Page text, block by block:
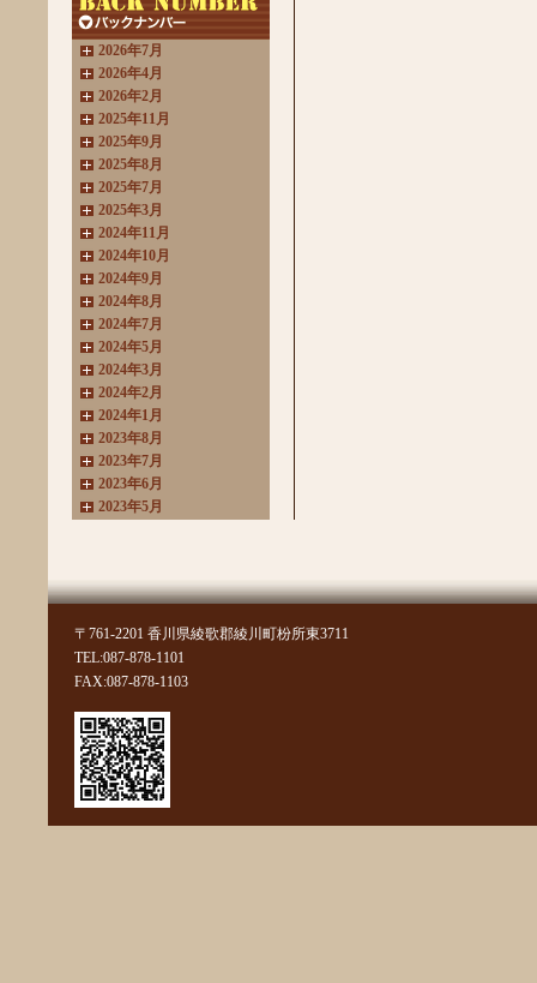
2026年7月
2026年4月
2026年2月
2025年11月
2025年9月
2025年8月
2025年7月
2025年3月
2024年11月
2024年10月
2024年9月
2024年8月
2024年7月
2024年5月
2024年3月
2024年2月
2024年1月
2023年8月
2023年7月
2023年6月
2023年5月
2022年10月
2022年7月
2022年6月
2022年4月
2022年3月
2022年2月
2022年1月
2021年11月
2021年10月
2021年9月
〒761-2201 香川県綾歌郡綾川町枌所東3711
TEL:087-878-1101
FAX:087-878-1103